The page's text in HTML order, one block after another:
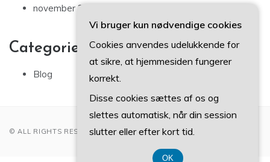
november 2023
Categories
Blog
© ALL RIGHTS RESERVED 2022
Vi bruger kun nødvendige cookies
Cookies anvendes udelukkende for
at sikre, at hjemmesiden fungerer
korrekt.
Disse cookies sættes af os og
slettes automatisk, når din session
slutter eller efter kort tid.
OK